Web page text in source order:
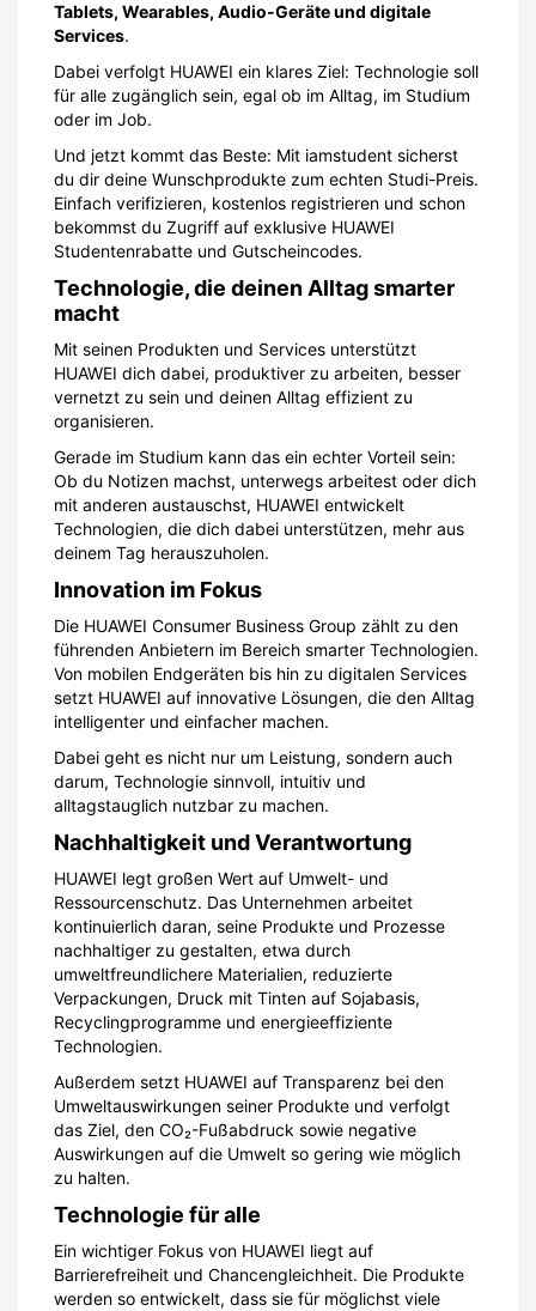
Tablets, Wearables, Audio-Geräte und digitale
Services.
Dabei verfolgt HUAWEI ein klares Ziel: Technologie soll
für alle zugänglich sein, egal ob im Alltag, im Studium
oder im Job.
Und jetzt kommt das Beste: Mit iamstudent sicherst
du dir deine Wunschprodukte zum echten Studi-Preis.
Einfach verifizieren, kostenlos registrieren und schon
bekommst du Zugriff auf exklusive HUAWEI
Studentenrabatte und Gutscheincodes.
Technologie, die deinen Alltag smarter
macht
Mit seinen Produkten und Services unterstützt
HUAWEI dich dabei, produktiver zu arbeiten, besser
vernetzt zu sein und deinen Alltag effizient zu
organisieren.
Gerade im Studium kann das ein echter Vorteil sein:
Ob du Notizen machst, unterwegs arbeitest oder dich
mit anderen austauschst, HUAWEI entwickelt
Technologien, die dich dabei unterstützen, mehr aus
deinem Tag herauszuholen.
Innovation im Fokus
Die HUAWEI Consumer Business Group zählt zu den
führenden Anbietern im Bereich smarter Technologien.
Von mobilen Endgeräten bis hin zu digitalen Services
setzt HUAWEI auf innovative Lösungen, die den Alltag
intelligenter und einfacher machen.
Dabei geht es nicht nur um Leistung, sondern auch
darum, Technologie sinnvoll, intuitiv und
alltagstauglich nutzbar zu machen.
Nachhaltigkeit und Verantwortung
HUAWEI legt großen Wert auf Umwelt- und
Ressourcenschutz. Das Unternehmen arbeitet
kontinuierlich daran, seine Produkte und Prozesse
nachhaltiger zu gestalten, etwa durch
umweltfreundlichere Materialien, reduzierte
Verpackungen, Druck mit Tinten auf Sojabasis,
Recyclingprogramme und energieeffiziente
Technologien.
Außerdem setzt HUAWEI auf Transparenz bei den
Umweltauswirkungen seiner Produkte und verfolgt
das Ziel, den CO₂-Fußabdruck sowie negative
Auswirkungen auf die Umwelt so gering wie möglich
zu halten.
Technologie für alle
Ein wichtiger Fokus von HUAWEI liegt auf
Barrierefreiheit und Chancengleichheit. Die Produkte
werden so entwickelt, dass sie für möglichst viele